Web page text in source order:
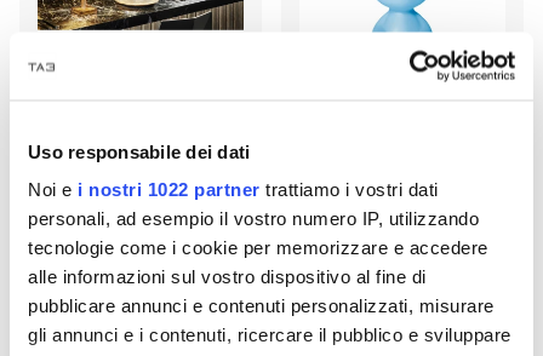
Uso responsabile dei dati
Noi e i nostri 1022 partner trattiamo i vostri dati
personali, ad esempio il vostro numero IP, utilizzando
tecnologie come i cookie per memorizzare e accedere
alle informazioni sul vostro dispositivo al fine di
pubblicare annunci e contenuti personalizzati, misurare
gli annunci e i contenuti, ricercare il pubblico e sviluppare
Gatsby Prisma Tischlampe
54252Y Vondom
€ 185,00 € 166,50
24100LED Kabel
€ 199,00
1 2 12 p